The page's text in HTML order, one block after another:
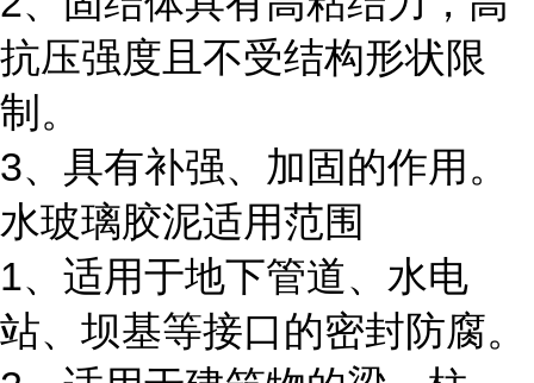
抗压强度且不受结构形状限
制。
3、具有补强、加固的作用。
水玻璃胶泥适用范围
1、适用于地下管道、水电
站、坝基等接口的密封防腐。